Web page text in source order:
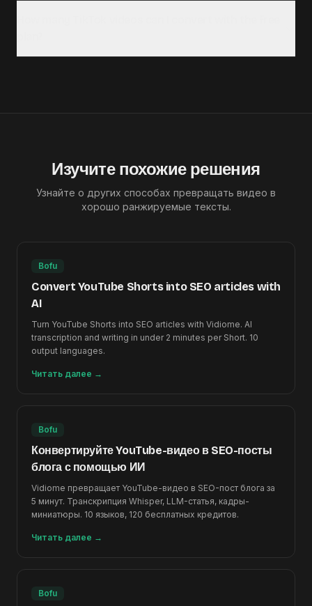
Изучите похожие решения
Узнайте о других способах превращать видео в
хорошо ранжируемые тексты.
Bofu
Convert YouTube Shorts into SEO articles with
AI
Turn YouTube Shorts into SEO articles with Vidiome. AI
transcription and writing in under 2 minutes per Short. 10
output languages.
Читать далее →
Bofu
Конвертируйте YouTube-видео в SEO-посты
блога с помощью ИИ
Vidiome превращает YouTube-видео в SEO-пост блога за
5 минут. Транскрипция Whisper, LLM-статья, кадры-
миниатюры. 10 языков, 120 бесплатных кредитов.
Читать далее →
Bofu